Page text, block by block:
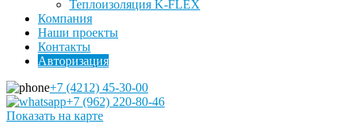
Теплоизоляция K-FLEX
Компания
Наши проекты
Контакты
Авторизация
+7 (4212) 45-30-00
+7 (962) 220-80-46
Показать на карте